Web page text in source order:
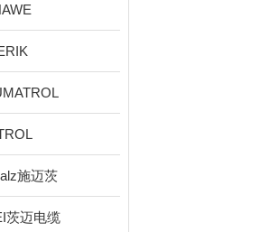
施迈茨
茨迈电缆